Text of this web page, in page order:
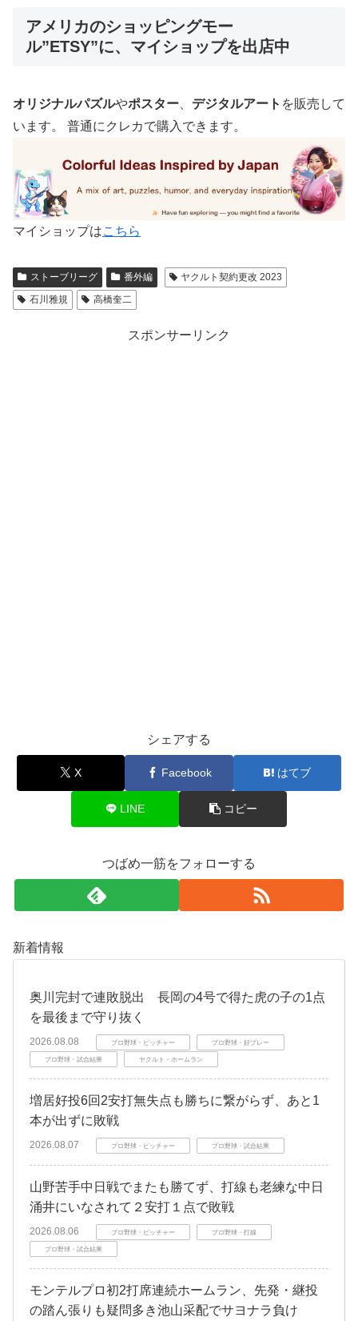
アメリカのショッピングモー
ル”ETSY”に、マイショップを出店中
オリジナルパズルやポスター デジタルアート を販売して
います。 普通にクレカで購入できます。
マイショップはこちら
ストーブリーグ 番外編
ヤクルト契約更改 2023
石川雅規
高橋奎二
スポンサーリンク
シェアする
X Facebook はてブ
LINE コピー
つばめ一筋をフォローする
新着情報
奥川完封で連敗脱出 長岡の4号で得た虎の子の1点
を最後まで守り抜く
2026.08.08 プロ野球・ピッチャー プロ野球・好プレー
プロ野球・試合結果 ヤクルト・ホームラン
増居好投6回2安打無失点も勝ちに繋がらず、あと1
本が出ずに敗戦
2026.08.07 プロ野球・ピッチャー プロ野球・試合結果
山野苦手中日戦でまたも勝てず、打線も老練な中日
涌井にいなされて２安打１点で敗戦
2026.08.06 プロ野球・ピッチャー プロ野球・打線
プロ野球・試合結果
モンテルプロ初2打席連続ホームラン、先発・継投
の踏ん張りも疑問多き池山采配でサヨナラ負け